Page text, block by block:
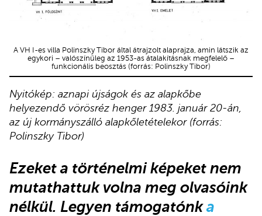
A VH I-es villa Polinszky Tibor által átrajzolt alaprajza, amin látszik az
egykori – valószínűleg az 1953-as átalakításnak megfelelő –
funkcionális beosztás (forrás: Polinszky Tibor)
Nyitókép: aznapi újságok és az alapkőbe
helyezendő vörösréz henger 1983. január 20-án,
az új kormányszálló alapkőletételekor (forrás:
Polinszky Tibor)
Ezeket a történelmi képeket nem
mutathattuk volna meg olvasóink
nélkül. Legyen támogatónka